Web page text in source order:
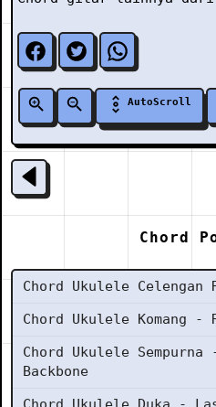
AutoScroll
Chord
Chord Ukulele
Chord Ukulele Komang -
Chord Ukulele Sempurna
Backbone